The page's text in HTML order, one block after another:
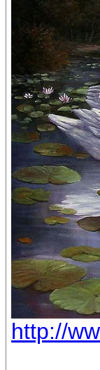
http://